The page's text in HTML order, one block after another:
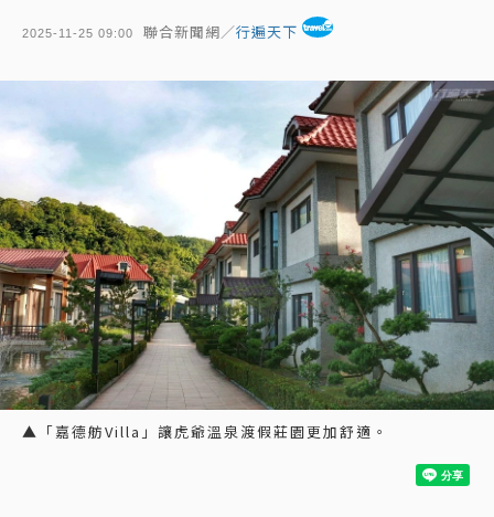
2025-11-25 09:00 聯合新聞網／行遍天下
▲「嘉德舫Villa」讓虎爺溫泉渡假莊園更加舒適。